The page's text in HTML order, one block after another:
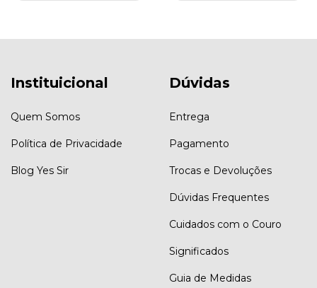
Instituicional
Quem Somos
Política de Privacidade
Blog Yes Sir
Dúvidas
Entrega
Pagamento
Trocas e Devoluções
Dúvidas Frequentes
Cuidados com o Couro
Significados
Guia de Medidas